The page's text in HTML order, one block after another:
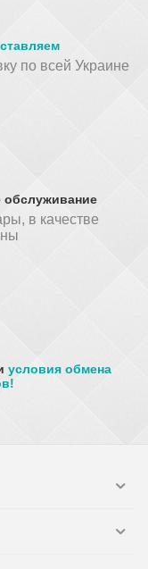
по всей Украине
обслуживание
в качестве
условия обмена